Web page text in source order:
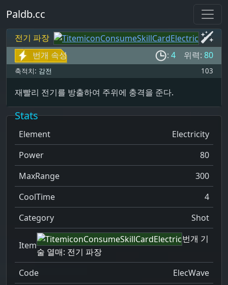
Paldb.cc
전기 파장
번개 속성
: 4 위력: 80
축적치: 감전 103
재빨리 전기를 방출하여 주위에 충격을 준다.
Stats
Element
Electricity
Power
80
MaxRange
300
CoolTime
4
Category
Shot
Item
번개 기
술 열매: 전기 파장
Code
ElecWave